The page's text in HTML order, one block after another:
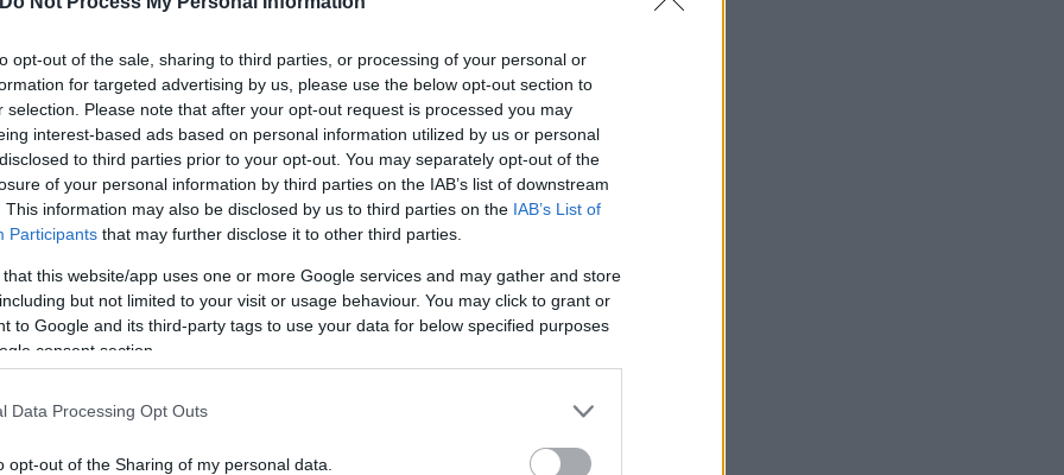
opt-out of the sale, sharing to third parties, or processing of your personal or
for targeted advertising by us, please use the below opt-out section to
selection. Please note that after your opt-out request is processed you may
interest-based ads based on personal information utilized by us or personal
to third parties prior to your opt-out. You may separately opt-out of the
of your personal information by third parties on the IAB’s list of downstream
This information may also be disclosed by us to third parties on the IAB’s List of
Participants that may further disclose it to other third parties.
that this website/app uses one or more Google services and may gather and store
but not limited to your visit or usage behaviour. You may click to grant or
to Google and its third-party tags to use your data for below specified purposes
consent section.
Data Processing Opt Outs
opt-out of the Sharing of my personal data.